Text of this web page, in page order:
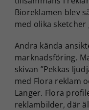
Bioreklamen blev
med olika sketcher
Andra kända
marknadsföring.
skivan ”Pekkas
med Flora reklam
Langer. Flora
reklambilder, där